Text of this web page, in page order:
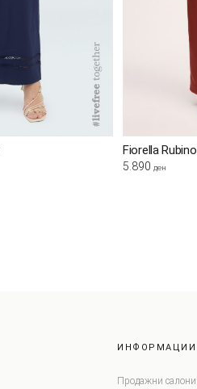
Fiorella Rubino
5.890 ден
ИНФОРМАЦИИ
Продажни салони